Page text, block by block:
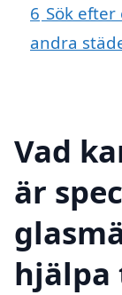
6 Sök
andra
Vad
är
hjälpa